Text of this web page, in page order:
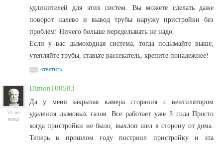
удлинителей для этих систем. Вы можете сделать даже
поворот налево и вывод трубы наружу пристройки без
проблем! Ничего больше переделывать не надо.
Если у вас дымоходная система, тогда подымайте выше,
утепляйте трубы, ставьте рассекатель, крепите понадежнее!
ответить
14 лет
назад
Dimon100583
Да у меня закрытая камера сгорания с вентилятором
удаления дымовых газов. Все работает уже 3 года Просто
когда пристройки не было, выхлоп шел в сторону от дома.
Теперь в прошлом году построил пристройку и эта